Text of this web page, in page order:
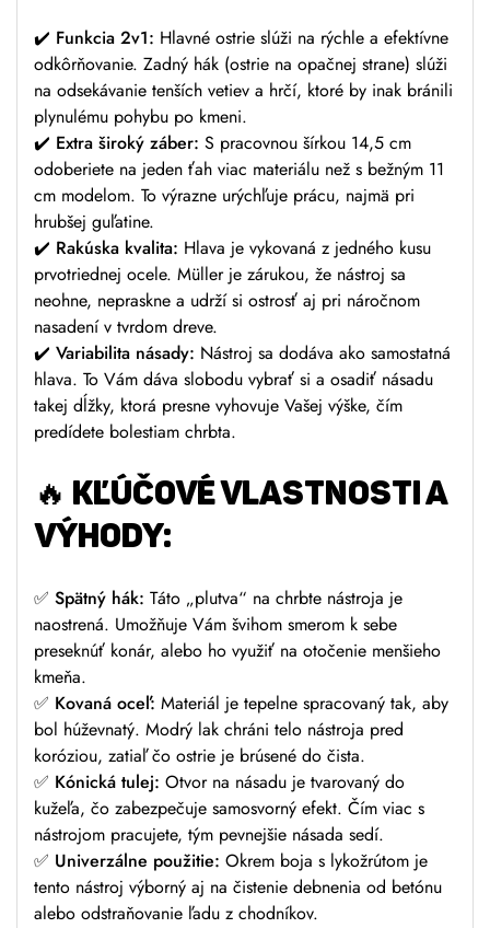
✔️ Funkcia 2v1: Hlavné ostrie slúži na rýchle a efektívne
odkôrňovanie. Zadný hák (ostrie na opačnej strane) slúži
na odsekávanie tenších vetiev a hrčí, ktoré by inak bránili
plynulému pohybu po kmeni.
✔️ Extra široký záber: S pracovnou šírkou 14,5 cm
odoberiete na jeden ťah viac materiálu než s bežným 11
cm modelom. To výrazne urýchľuje prácu, najmä pri
hrubšej guľatine.
✔️ Rakúska kvalita: Hlava je vykovaná z jedného kusu
prvotriednej ocele. Müller je zárukou, že nástroj sa
neohne, nepraskne a udrží si ostrosť aj pri náročnom
nasadení v tvrdom dreve.
✔️ Variabilita násady: Nástroj sa dodáva ako samostatná
hlava. To Vám dáva slobodu vybrať si a osadiť násadu
takej dĺžky, ktorá presne vyhovuje Vašej výške, čím
predídete bolestiam chrbta.
🔥 KĽÚČOVÉ VLASTNOSTI A
VÝHODY:
✅ Spätný hák: Táto „plutva“ na chrbte nástroja je
naostrená. Umožňuje Vám švihom smerom k sebe
preseknúť konár, alebo ho využiť na otočenie menšieho
kmeňa.
✅ Kovaná oceľ: Materiál je tepelne spracovaný tak, aby
bol húževnatý. Modrý lak chráni telo nástroja pred
koróziou, zatiaľ čo ostrie je brúsené do čista.
✅ Kónická tulej: Otvor na násadu je tvarovaný do
kužeľa, čo zabezpečuje samosvorný efekt. Čím viac s
nástrojom pracujete, tým pevnejšie násada sedí.
✅ Univerzálne použitie: Okrem boja s lykožrútom je
tento nástroj výborný aj na čistenie debnenia od betónu
alebo odstraňovanie ľadu z chodníkov.